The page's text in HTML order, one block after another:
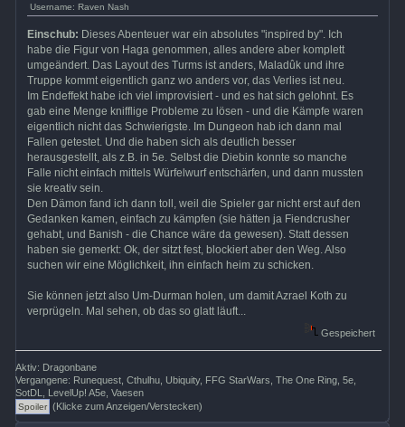
Username: Raven Nash
Einschub: Dieses Abenteuer war ein absolutes "inspired by". Ich
habe die Figur von Haga genommen, alles andere aber komplett
umgeändert. Das Layout des Turms ist anders, Maladûk und ihre
Truppe kommt eigentlich ganz wo anders vor, das Verlies ist neu.
Im Endeffekt habe ich viel improvisiert - und es hat sich gelohnt. Es
gab eine Menge knifflige Probleme zu lösen - und die Kämpfe waren
eigentlich nicht das Schwierigste. Im Dungeon hab ich dann mal
Fallen getestet. Und die haben sich als deutlich besser
herausgestellt, als z.B. in 5e. Selbst die Diebin konnte so manche
Falle nicht einfach mittels Würfelwurf entschärfen, und dann mussten
sie kreativ sein.
Den Dämon fand ich dann toll, weil die Spieler gar nicht erst auf den
Gedanken kamen, einfach zu kämpfen (sie hätten ja Fiendcrusher
gehabt, und Banish - die Chance wäre da gewesen). Statt dessen
haben sie gemerkt: Ok, der sitzt fest, blockiert aber den Weg. Also
suchen wir eine Möglichkeit, ihn einfach heim zu schicken.
Sie können jetzt also Um-Durman holen, um damit Azrael Koth zu
verprügeln. Mal sehen, ob das so glatt läuft...
Gespeichert
Aktiv: Dragonbane
Vergangene: Runequest, Cthulhu, Ubiquity, FFG StarWars, The One Ring, 5e,
SotDL, LevelUp! A5e, Vaesen
(Klicke zum Anzeigen/Verstecken)